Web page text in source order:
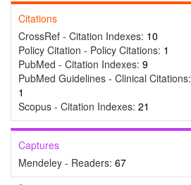
Citations
CrossRef - Citation Indexes: 10
Policy Citation - Policy Citations: 1
PubMed - Citation Indexes: 9
PubMed Guidelines - Clinical Citations:
1
Scopus - Citation Indexes: 21
Captures
Mendeley - Readers: 67